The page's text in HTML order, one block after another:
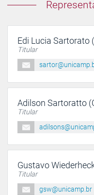
Edi Lucia Sartorato
Titular
Adilson Sartoratto
Titular
Gustavo
Titular
gsw@unicamp.br